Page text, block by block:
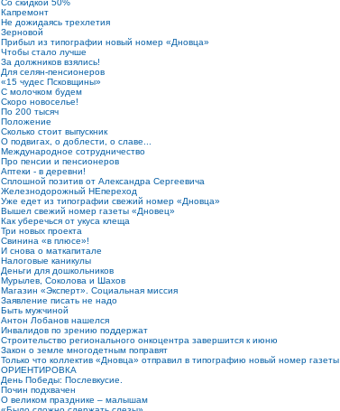
Со скидкой 50%
Капремонт
Не дожидаясь трехлетия
Зерновой
Прибыл из типографии новый номер «Дновца»
Чтобы стало лучше
За должников взялись!
Для селян-пенсионеров
«15 чудес Псковщины»
С молочком будем
Скоро новоселье!
По 200 тысяч
Положение
Сколько стоит выпускник
О подвигах, о доблести, о славе...
Международное сотрудничество
Про пенсии и пенсионеров
Аптеки - в деревни!
Сплошной позитив от Александра Сергеевича
Железнодорожный НЕпереход
Уже едет из типографии свежий номер «Дновца»
Вышел свежий номер газеты «Дновец»
Как уберечься от укуса клеща
Три новых проекта
Свинина «в плюсе»!
И снова о маткапитале
Налоговые каникулы
Деньги для дошкольников
Мурылев, Соколова и Шахов
Магазин «Эксперт». Социальная миссия
Заявление писать не надо
Быть мужчиной
Антон Лобанов нашелся
Инвалидов по зрению поддержат
Строительство регионального онкоцентра завершится к июню
Закон о земле многодетным поправят
Только что коллектив «Дновца» отправил в типографию новый номер газеты
ОРИЕНТИРОВКА
День Победы: Послевкусие.
Почин подхвачен
О великом празднике – малышам